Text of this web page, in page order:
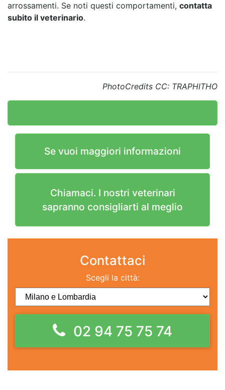
arrossamenti. Se noti questi comportamenti, contatta
subito il veterinario.
PhotoCredits CC: TRAPHITHO
Se vuoi maggiori informazioni
Chiamaci. I nostri veterinari
sapranno consigliarti al meglio
Contattaci
Scegli la città:
02 94 75 75 74